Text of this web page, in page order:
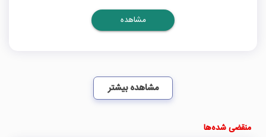
مشاهده
مشاهده بیشتر
منقضی شده‌ها